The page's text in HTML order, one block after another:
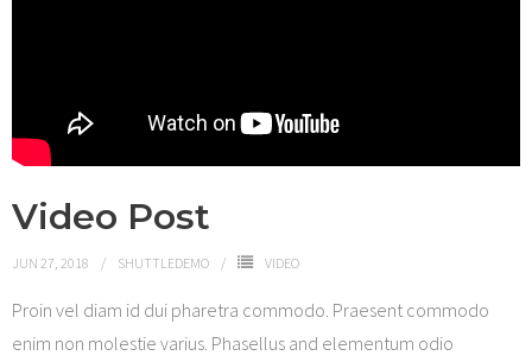
Video Post
JUN 27, 2018 SHUTTLEDEMO VIDEO
Proin vel diam id dui pharetra commodo. Praesent commodo
enim non molestie varius. Phasellus and elementum odio